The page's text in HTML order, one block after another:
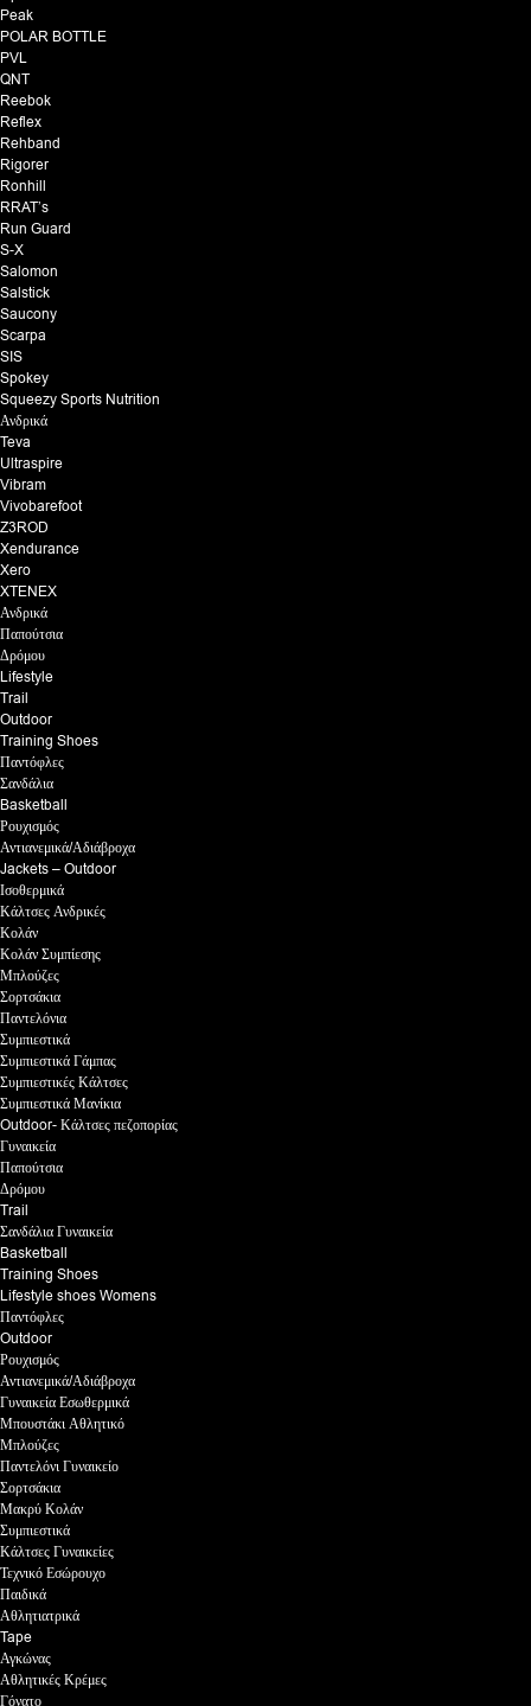
Peak
POLAR BOTTLE
PVL
QNT
Reebok
Reflex
Rehband
Rigorer
Ronhill
RRAT’s
Run Guard
S-X
Salomon
Salstick
Saucony
Scarpa
SIS
Spokey
Squeezy Sports Nutrition
Ανδρικά
Teva
Ultraspire
Vibram
Vivobarefoot
Z3ROD
Xendurance
Xero
XTENEX
Ανδρικά
Παπούτσια
Δρόμου
Lifestyle
Trail
Outdoor
Training Shoes
Παντόφλες
Σανδάλια
Basketball
Ρουχισμός
Αντιανεμικά/Αδιάβροχα
Jackets – Outdoor
Ισοθερμικά
Κάλτσες Ανδρικές
Κολάν
Κολάν Συμπίεσης
Μπλούζες
Σορτσάκια
Παντελόνια
Συμπιεστικά
Συμπιεστικά Γάμπας
Συμπιεστικές Κάλτσες
Συμπιεστικά Μανίκια
Outdoor- Κάλτσες πεζοπορίας
Γυναικεία
Παπούτσια
Δρόμου
Trail
Σανδάλια Γυναικεία
Basketball
Training Shoes
Lifestyle shoes Womens
Παντόφλες
Outdoor
Ρουχισμός
Αντιανεμικά/Αδιάβροχα
Γυναικεία Εσωθερμικά
Μπουστάκι Αθλητικό
Μπλούζες
Παντελόνι Γυναικείο
Σορτσάκια
Μακρύ Κολάν
Συμπιεστικά
Κάλτσες Γυναικείες
Τεχνικό Εσώρουχο
Παιδικά
Αθλητιατρικά
Tape
Αγκώνας
Αθλητικές Κρέμες
Γόνατο